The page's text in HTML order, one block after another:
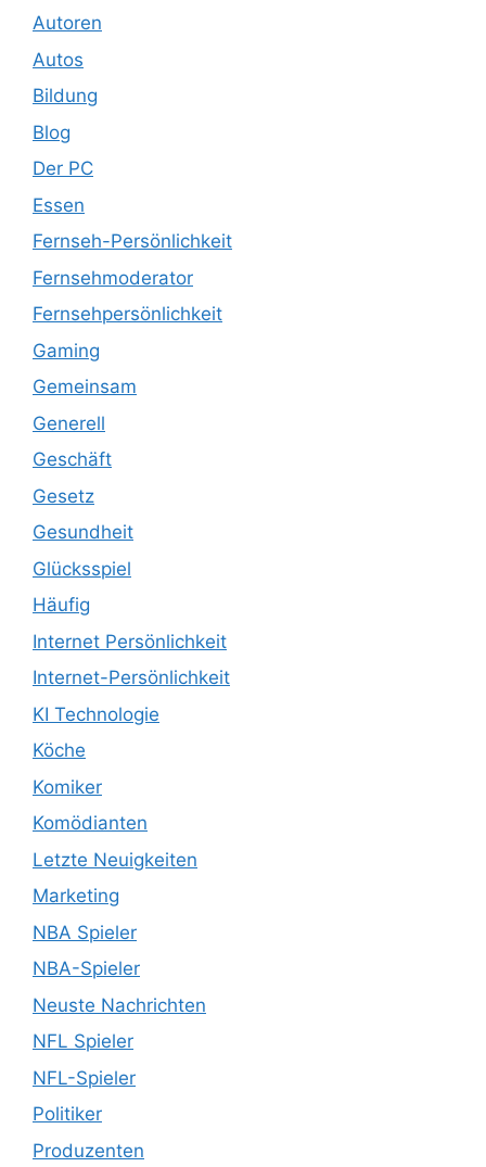
Autoren
Autos
Bildung
Blog
Der PC
Essen
Fernseh-Persönlichkeit
Fernsehmoderator
Fernsehpersönlichkeit
Gaming
Gemeinsam
Generell
Geschäft
Gesetz
Gesundheit
Glücksspiel
Häufig
Internet Persönlichkeit
Internet-Persönlichkeit
KI Technologie
Köche
Komiker
Komödianten
Letzte Neuigkeiten
Marketing
NBA Spieler
NBA-Spieler
Neuste Nachrichten
NFL Spieler
NFL-Spieler
Politiker
Produzenten